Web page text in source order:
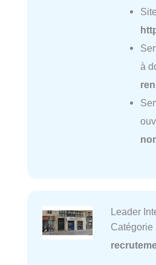
à
Leader
Catégorie